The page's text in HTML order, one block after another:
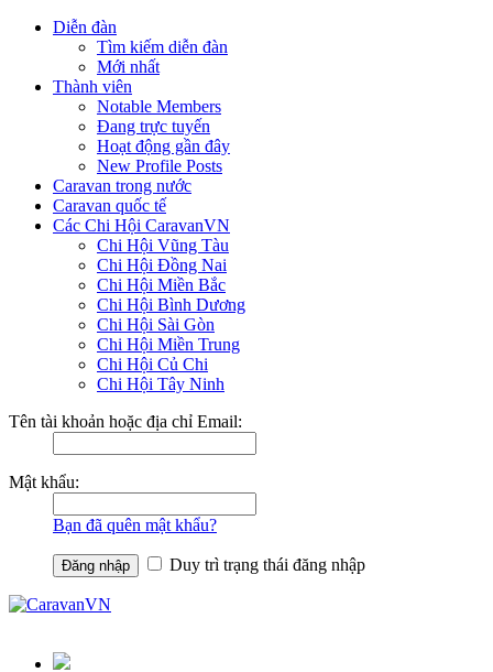
Diễn đàn
Tìm kiếm diễn đàn
Mới nhất
Thành viên
Notable Members
Đang trực tuyến
Hoạt động gần đây
New Profile Posts
Caravan trong nước
Caravan quốc tế
Các Chi Hội CaravanVN
Chi Hội Vũng Tàu
Chi Hội Đồng Nai
Chi Hội Miền Bắc
Chi Hội Bình Dương
Chi Hội Sài Gòn
Chi Hội Miền Trung
Chi Hội Củ Chi
Chi Hội Tây Ninh
Tên tài khoản hoặc địa chỉ Email:
Mật khẩu:
Bạn đã quên mật khẩu?
Duy trì trạng thái đăng nhập